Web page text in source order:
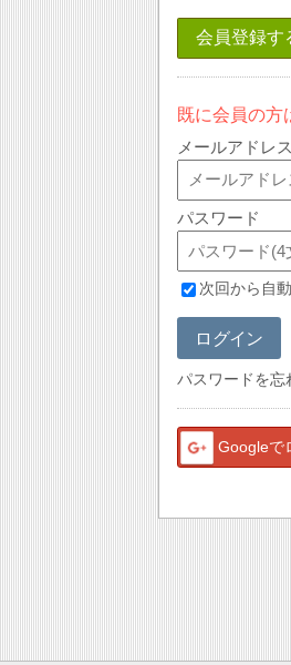
会員登録す
既に会員の方
メールアドレス
パスワード
次回から自
ログイン
パスワードを忘
Googleで